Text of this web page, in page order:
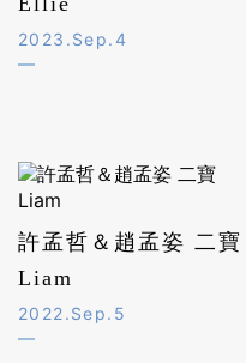
2023.Sep.4
許孟哲＆趙孟姿 二寶
Liam
2022.Sep.5